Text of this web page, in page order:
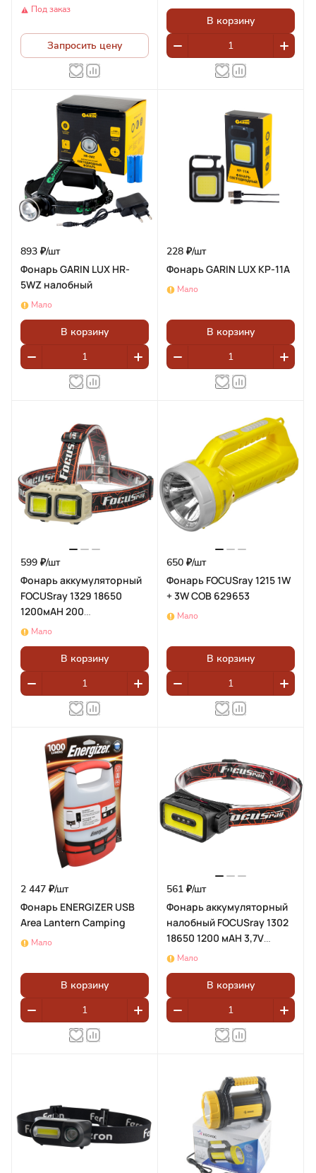
Под заказ
Запросить цену
В корзину
893 ₽/шт
Фонарь GARIN LUX HR-
5WZ налобный
Мало
В корзину
228 ₽/шт
Фонарь GARIN LUX KP-11A
Мало
В корзину
599 ₽/шт
Фонарь аккумуляторный
FOCUSray 1329 18650
1200мАН 200
люмен,цифровой
Мало
В корзину
650 ₽/шт
Фонарь FOCUSray 1215 1W
+ 3W COB 629653
Мало
В корзину
2 447 ₽/шт
Фонарь ENERGIZER USB
Area Lantern Camping
Мало
В корзину
561 ₽/шт
Фонарь аккумуляторный
налобный FOCUSray 1302
18650 1200 мАН 3,7V
встроенный
зарядки 3W COB 890132
Мало
В корзину